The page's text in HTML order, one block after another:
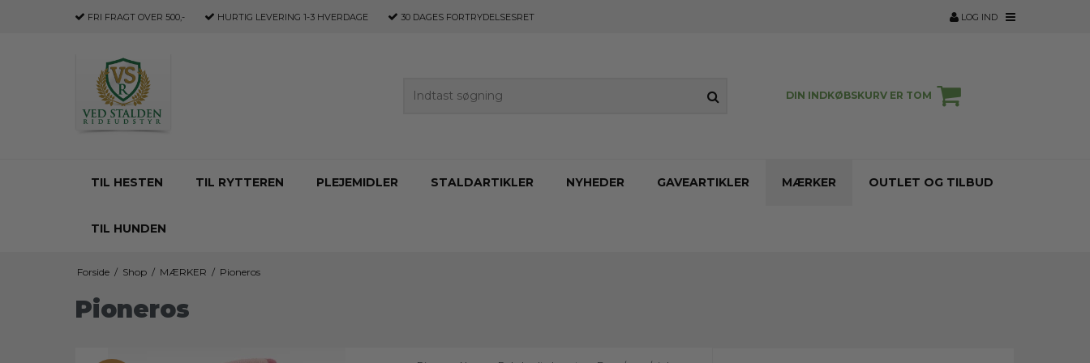
FRI FRAGT OVER 500,- HURTIG LEVERING 1-3 HVERDAGE 30 DAGES FORTRYDELSESRET LOG IND
DIN INDKØBSKURV ER TOM
TIL HESTEN TIL RYTTEREN PLEJEMIDLER STALDARTIKLER NYHEDER GAVEARTIKLER MÆRKER OUTLET OG TILBUD
TIL HUNDEN
Forside / Shop / MÆRKER / Pioneros
Pioneros